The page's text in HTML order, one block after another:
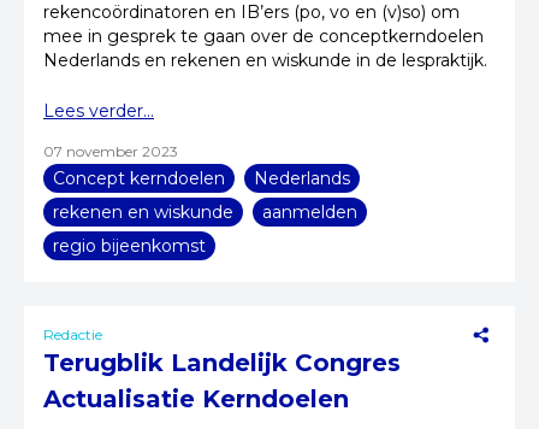
rekencoördinatoren en IB’ers (po, vo en (v)so) om
mee in gesprek te gaan over de conceptkerndoelen
Nederlands en rekenen en wiskunde in de lespraktijk.
Lees verder...
07 november 2023
Concept kerndoelen
Nederlands
rekenen en wiskunde
aanmelden
regio bijeenkomst
Redactie
Terugblik Landelijk Congres
Actualisatie Kerndoelen